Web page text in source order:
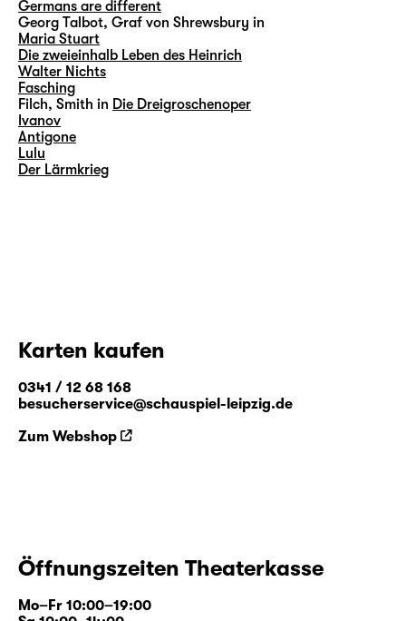
Germans are different
Georg Talbot, Graf von Shrewsbury in
Maria Stuart
Die zweieinhalb Leben des Heinrich
Walter Nichts
Fasching
Filch, Smith in Die Dreigroschenoper
Ivanov
Antigone
Lulu
Der Lärmkrieg
Karten kaufen
0341 / 12 68 168
besucherservice@schauspiel-leipzig.de
Zum Webshop
Öffnungszeiten Theaterkasse
Mo–Fr 10:00–19:00